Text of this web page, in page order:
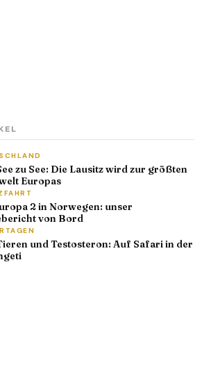
zu See: Die Lausitz wird zur größten
Europas
2 in Norwegen: unser
von Bord
und Testosteron: Auf Safari in der